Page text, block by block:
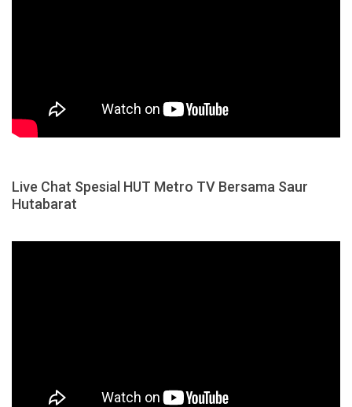
Live Chat Spesial HUT Metro TV Bersama Saur
Hutabarat